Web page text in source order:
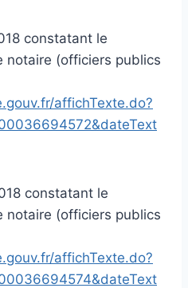
constatant le
notaire (officiers publics
affichTexte.do?
constatant le
notaire (officiers publics
affichTexte.do?